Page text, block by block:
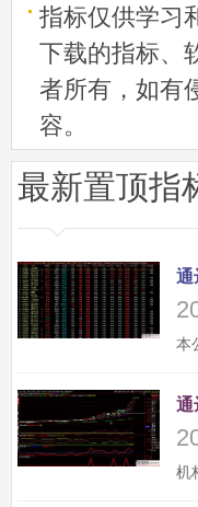
指标仅供学习
下载的指标、
者所有，如有
容。
最新置顶指